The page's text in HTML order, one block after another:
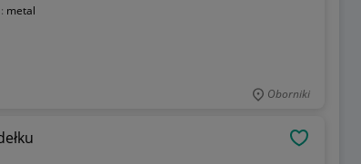
metal
Oborniki